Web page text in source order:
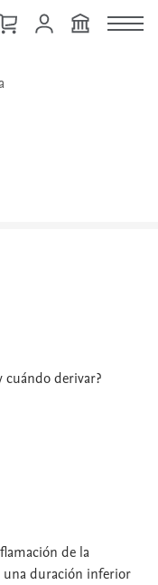
cuándo derivar?
de la
una duración inferior